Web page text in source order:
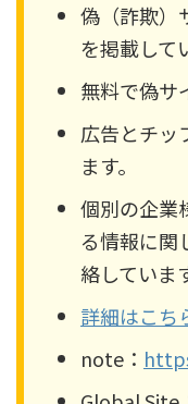
偽（詐欺）
を掲載して
無料で偽サ
広告とチッ
ます。
個別の企業
る情報に関
絡していま
詳細はこち
note：